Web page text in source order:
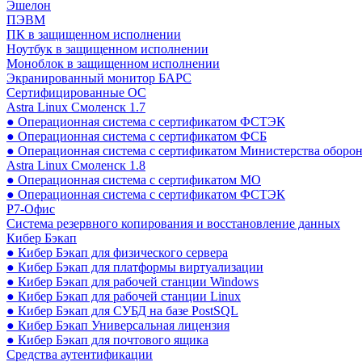
Эшелон
ПЭВМ
ПК в защищенном исполнении
Ноутбук в защищенном исполнении
Моноблок в защищенном исполнении
Экранированный монитор БАРС
Сертифицированные ОС
Astra Linux Смоленск 1.7
● Операционная система с сертификатом ФСТЭК
● Операционная система с сертификатом ФСБ
● Операционная система с сертификатом Министерства
Astra Linux Смоленск 1.8
● Операционная система с сертификатом МО
● Операционная система с сертификатом ФСТЭК
Р7-Офис
Система резервного копирования и восстановление данных
Кибер Бэкап
● Кибер Бэкап для физического сервера
● Кибер Бэкап для платформы виртуализации
● Кибер Бэкап для рабочей станции Windows
● Кибер Бэкап для рабочей станции Linux
● Кибер Бэкап для СУБД на базе PostSQL
● Кибер Бэкап Универсальная лицензия
● Кибер Бэкап для почтового ящика
Средства аутентификации